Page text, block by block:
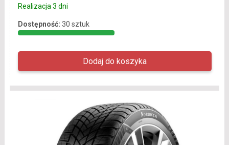
Realizacja 3 dni
Dostępność: 30 sztuk